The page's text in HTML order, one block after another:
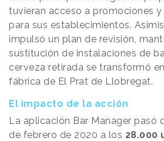
tuvieran acceso a promociones
para sus establecimientos.
impulsó un plan de revisión,
sustitución de instalaciones de
cerveza retirada se transformó
fábrica de El Prat de Llobregat.
El impacto de la acción
La aplicación Bar Manager pasó
de febrero de 2020 a los 28.000